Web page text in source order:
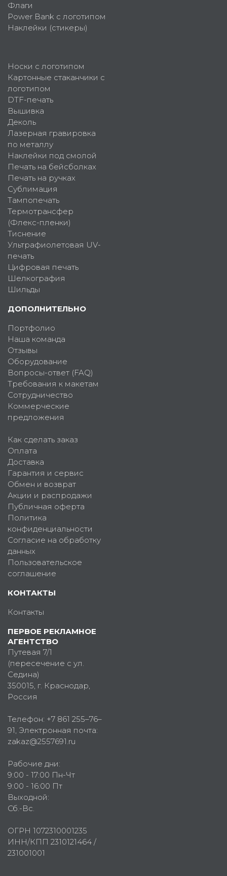
Флаги
Power Bank с логотипом
Наклейки (стикеры)
Носки с логотипом
Картонные стаканчики с
логотипом
DTF-печать
Вышивка
Деколь
Лазерная гравировка
по металлу
Наклейки под смолой
Печать на бейсболках
Печать на ручках
Сублимация
Тампопечать
Термотрансфер
(Флекс-пленки)
Тиснение
Ультрафиолетовая UV-
печать
Цифровая печать
Шелкография
Шильды
ДОПОЛНИТЕЛЬНО
Портфолио
Наша команда
Отзывы
Оборудование
Вопросы-ответ (FAQ)
Требования к макетам
Сотрудничество
Коммерческие
предложения
Как сделать заказ
Оплата
Доставка
Гарантия и сервис
Обмен и возврат
Акции и распродажи
Публичная оферта
Политика
конфиденциальности
Согласие на обработку
данных
Пользовательское
соглашение
КОНТАКТЫ
Контакты
ПЕРВОЕ РЕКЛАМНОЕ
АГЕНТСТВО
Путевая 7/1
(пересечение с ул.
Седина)
350015, г. Краснодар,
Россия
Телефон: +7 861 255–76–
91, Электронная почта:
zakaz@2557691.ru
Рабочие дни:
9:00 - 17:00 Пн-Чт
9:00 - 16:00 Пт
Выходной:
Сб.-Вс.
ОГРН 1072310001235
ИНН/КПП 2310121464 /
231001001